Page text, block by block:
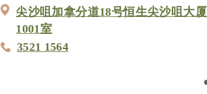
尖沙咀加拿分道18号恒生尖沙咀大厦
1001室
3521 1564